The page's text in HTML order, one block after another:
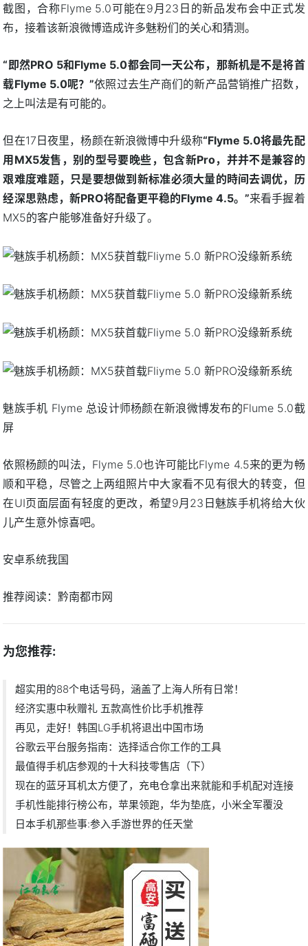
截图，合称Flyme 5.0可能在9月23日的新品发布会中正式发
布，接着该新浪微博造成许多魅粉们的关心和猜测。
“即然PRO 5和Flyme 5.0都会同一天公布，那新机是不是将首
载Flyme 5.0呢？”依照过去生产商们的新产品营销推广招数，
之上叫法是有可能的。
但在17日夜里，杨颜在新浪微博中升级称“Flyme 5.0将最先配
用MX5发售，别的型号要晚些，包含新Pro，并并不是兼容的
艰难度难题，只是要想做到新标准必须大量的時间去调优，历
经深思熟虑，新PRO将配备更平稳的Flyme 4.5。”来看手握着
MX5的客户能够准备好升级了。
魅族手机 Flyme 总设计师杨颜在新浪微博发布的Flume 5.0截
屏
依照杨颜的叫法，Flyme 5.0也许可能比Flyme 4.5来的更为畅
顺和平稳，尽管之上两组照片中大家看不见有很大的转变，但
在UI页面层面有轻度的更改，希望9月23日魅族手机将给大伙
儿产生意外惊喜吧。
安卓系统我国
推荐阅读：黔南都市网
为您推荐:
超实用的88个电话号码，涵盖了上海人所有日常！
经济实惠中秋赠礼 五款高性价比手机推荐
再见，走好！韩国LG手机将退出中国市场
谷歌云平台服务指南：选择适合你工作的工具
最值得手机店参观的十大科技零售店（下）
现在的蓝牙耳机太方便了，充电仓拿出来就能和手机配对连接
手机性能排行榜公布，苹果领跑，华为垫底，小米全军覆没
日本手机那些事:参入手游世界的任天堂